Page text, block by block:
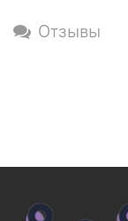
Отзывы